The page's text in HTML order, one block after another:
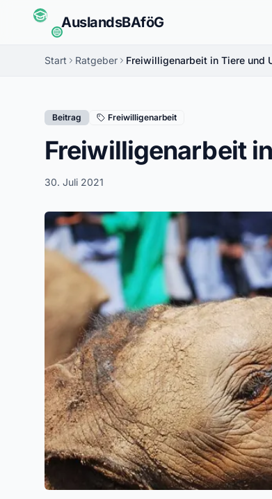
AuslandsBAföG
Start Ratgeber Freiwilligenarbeit in Tiere und
Beitrag Freiwilligenarbeit
Freiwilligenarbeit
30. Juli 2021